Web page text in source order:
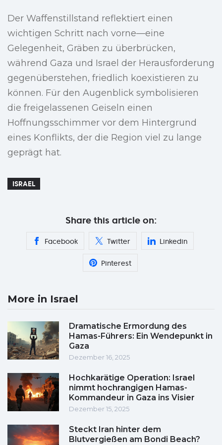
Der Waffenstillstand reflektiert einen
wichtigen Schritt nach vorne—eine
Gelegenheit, Gräben zu überbrücken,
während Gaza und Israel der Herausforderung
gegenüberstehen, friedlich koexistieren zu
können. Für den Augenblick symbolisieren
die freigelassenen Geiseln einen
Hoffnungsschimmer vor dem Hintergrund
eines Konflikts, der die Region viel zu lange
geprägt hat.
ISRAEL
Share this article on:
Facebook Twitter Linkedin
Pinterest
More in Israel
Dramatische Ermordung des
Hamas-Führers: Ein Wendepunkt in
Gaza
Dezember 16, 2025
Hochkarätige Operation: Israel
nimmt hochrangigen Hamas-
Kommandeur in Gaza ins Visier
Dezember 15, 2025
Steckt Iran hinter dem
Blutvergießen am Bondi Beach?